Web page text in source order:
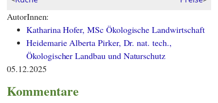
AutorInnen:
Katharina Hofer, MSc Ökologische Landwirtschaft
Heidemarie Alberta Pirker, Dr. nat. tech.,
Ökologischer Landbau und Naturschutz
05.12.2025
Kommentare